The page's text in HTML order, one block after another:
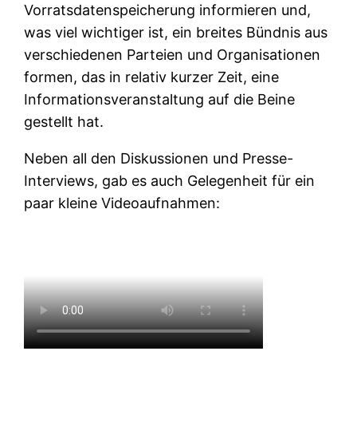
Vorratsdatenspeicherung informieren und,
was viel wichtiger ist, ein breites Bündnis aus
verschiedenen Parteien und Organisationen
formen, das in relativ kurzer Zeit, eine
Informationsveranstaltung auf die Beine
gestellt hat.
Neben all den Diskussionen und Presse-
Interviews, gab es auch Gelegenheit für ein
paar kleine Videoaufnahmen: